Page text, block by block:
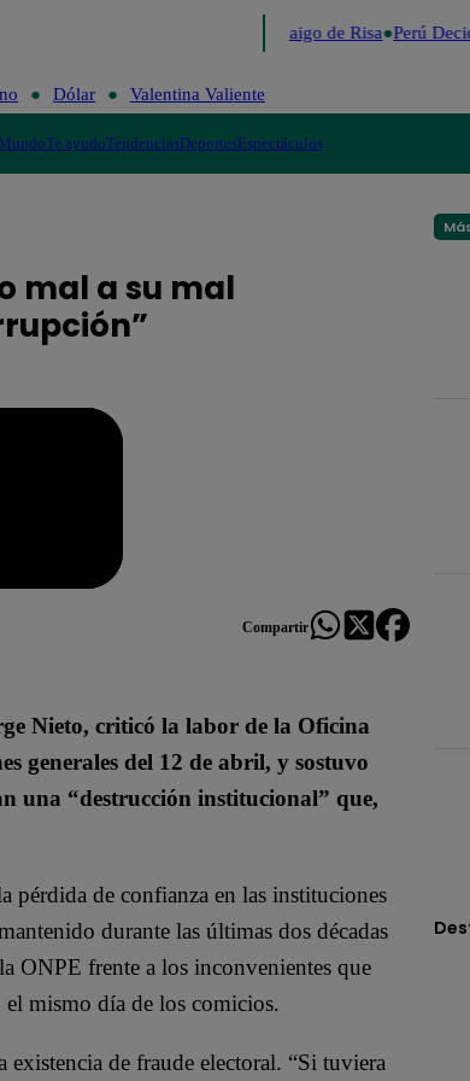
Me Caigo de Risa Perú
Dólar Valentina Valiente
MundoTe ayudoTendenciasDeportesEspectáculos
mal a su mal
Compartir
Nieto, criticó la labor de la Oficina
generales del 12 de abril, y sostuvo
una “destrucción institucional” que,
de confianza en las instituciones
durante las últimas dos décadas
ONPE frente a los inconvenientes que
el mismo día de los comicios.
existencia de fraude electoral. “Si tuviera